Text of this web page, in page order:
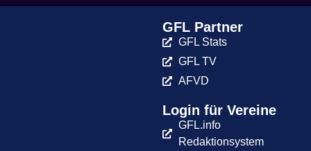
GFL Partner
GFL Stats
GFL TV
AFVD
Login für Vereine
GFL.info
Redaktionsystem